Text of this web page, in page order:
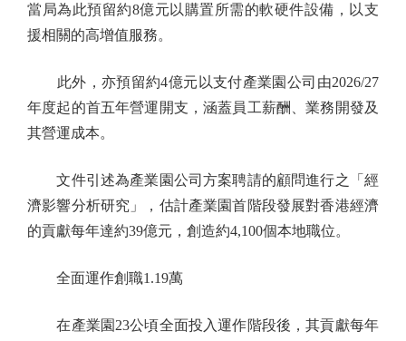
當局為此預留約8億元以購置所需的軟硬件設備，以支
援相關的高增值服務。
此外，亦預留約4億元以支付產業園公司由2026/27
年度起的首五年營運開支，涵蓋員工薪酬、業務開發及
其營運成本。
文件引述為產業園公司方案聘請的顧問進行之「經
濟影響分析研究」，估計產業園首階段發展對香港經濟
的貢獻每年達約39億元，創造約4,100個本地職位。
全面運作創職1.19萬
在產業園23公頃全面投入運作階段後，其貢獻每年